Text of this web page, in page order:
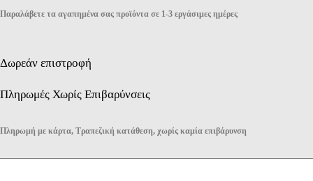
Παραλάβετε τα αγαπημένα σας προϊόντα σε 1-3 εργάσιμες ημέρες
Δωρεάν επιστροφή
Πληρωμές Χωρίς Επιβαρύνσεις
Πληρωμή με κάρτα, Τραπεζική κατάθεση, χωρίς καμία επιβάρυνση